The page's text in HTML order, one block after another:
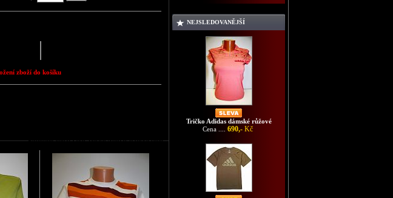
zboží do košíku
Podobné zboží jako Tričko Adidas pánské šede
NEJSLEDOVANĚJŠÍ
Tričko Adidas dámské růžové
Cena .... 690,- Kč